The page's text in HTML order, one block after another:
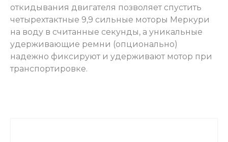
откидывания двигателя позволяет спустить
четырехтактные 9,9 сильные моторы Меркури
на воду в считанные секунды, а уникальные
удерживающие ремни (опционально)
надежно фиксируют и удерживают мотор при
транспортировке.